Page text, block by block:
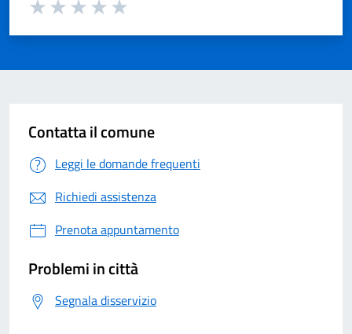
Contatta il comune
Leggi le domande frequenti
Richiedi assistenza
Prenota appuntamento
Problemi in città
Segnala disservizio